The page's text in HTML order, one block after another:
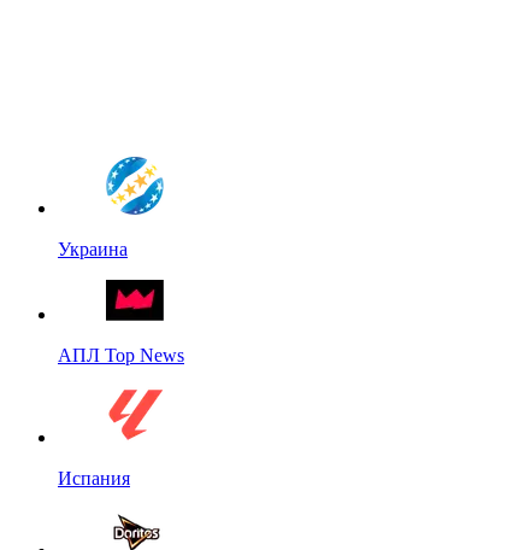
Украина
АПЛ Top News
Испания